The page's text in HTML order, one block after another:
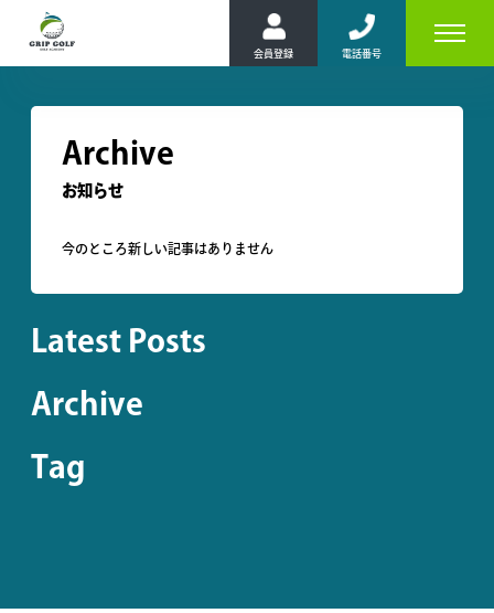
Archive
お知らせ
今のところ新しい記事はありません
Latest Posts
Archive
Tag